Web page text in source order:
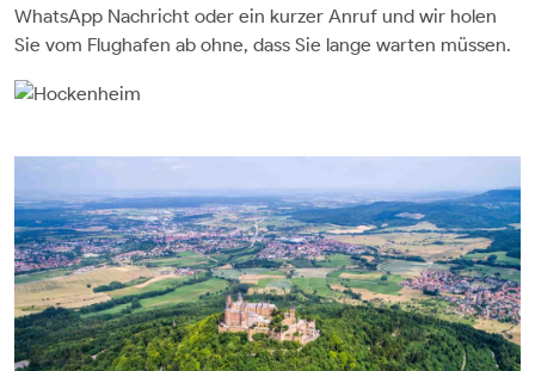
WhatsApp Nachricht oder ein kurzer Anruf und wir holen
Sie vom Flughafen ab ohne, dass Sie lange warten müssen.